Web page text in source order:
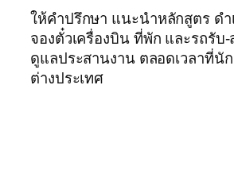
ให้คำปรึกษา แนะนำหลักสูตร ด
จองตั๋วเครื่องบิน ที่พัก และรถรับ
ดูแลประสานงาน ตลอดเวลาที่นัก
ต่างประเทศ